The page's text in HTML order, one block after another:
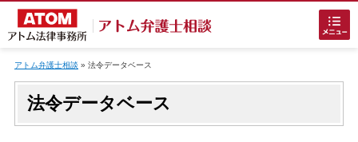
アトム弁護士相談 » 法令データベース
法令データベース